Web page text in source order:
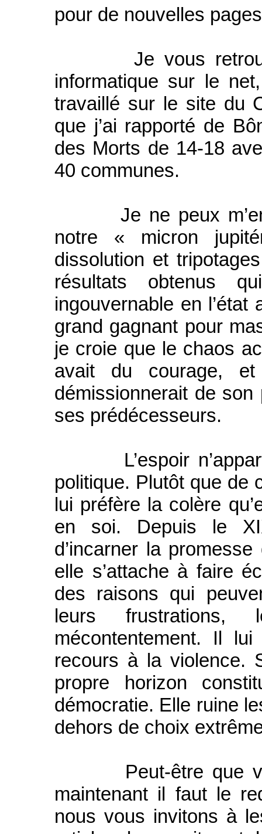
pour de nouvelles
Je vous retrouve,
informatique sur le
travaillé sur le site du
que j’ai rapporté de
des Morts de 14-18
40 communes.
Je ne peux
notre « micron
dissolution et
résultats obtenus
ingouvernable en l’état
grand gagnant pour
je croie que le chaos
avait du courage,
démissionnerait de son
ses prédécesseurs.
L’espoir
politique. Plutôt que de
lui préfère la colère
en soi. Depuis le
d’incarner la
elle s’attache à faire
des raisons qui
leurs
mécontentement. Il
recours à la violence.
propre horizon
démocratie. Elle ruine
dehors de choix
Peut-être que
maintenant il faut le
nous vous invitons à